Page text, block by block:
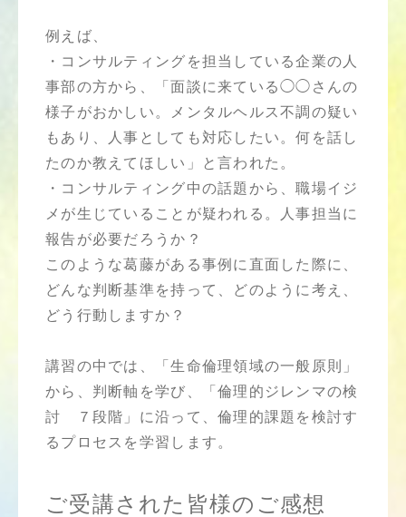
例えば、
・コンサルティングを担当している企業の人
事部の方から、「面談に来ている◯◯さんの
様子がおかしい。メンタルヘルス不調の疑い
もあり、人事としても対応したい。何を話し
たのか教えてほしい」と言われた。
・コンサルティング中の話題から、職場イジ
メが生じていることが疑われる。人事担当に
報告が必要だろうか？
このような葛藤がある事例に直面した際に、
どんな判断基準を持って、どのように考え、
どう行動しますか？
講習の中では、「生命倫理領域の一般原則」
から、判断軸を学び、「倫理的ジレンマの検
討 ７段階」に沿って、倫理的課題を検討す
るプロセスを学習します。
ご受講された皆様のご感想